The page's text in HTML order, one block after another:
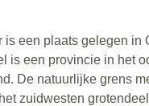
is een plaats gelegen in
is een provincie in het
De natuurlijke grens
zuidwesten